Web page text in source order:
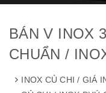
BÁN V INOX
CHUẨN /
INOX CỦ CHI / GIÁ